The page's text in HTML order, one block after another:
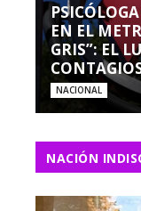
EN EL
GRIS”: EL
NACIONAL
NACIÓN